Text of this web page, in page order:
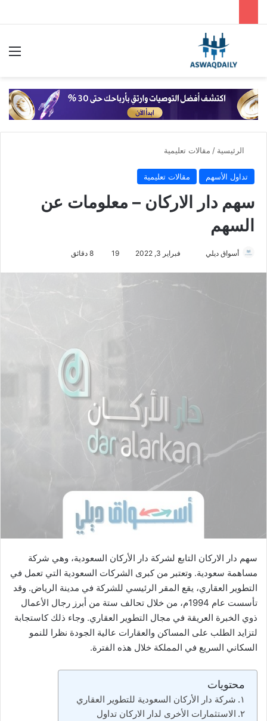
بحث عن
الرئيسية / مقالات تعليمية
تداول الأسهم مقالات تعليمية
سهم دار الاركان – معلومات عن
السهم
أسواق ديلي فبراير 3, 2022 19
سهم دار الاركان التابع لشركة دار الأركان السعودية، وهي شركة
مساهمة سعودية. وتعتبر من كبرى الشركات السعودية التي تعمل في
التطوير العقاري، يقع المقر الرئيسي للشركة في مدينة الرياض. وقد
تأسست عام 1994م، من خلال تحالف ستة من أبرز رجال الأعمال
ذوي الخبرة العريقة في مجال التطوير العقاري. وجاء ذلك كاستجابة
لتزايد الطلب على المساكن والعقارات عالية الجودة نظرا للنمو
السكاني السريع في المملكة خلال هذه الفترة.
محتويات
شركة دار الأركان السعودية للتطوير العقاري
الاستثمارات الأخرى لدار الاركان تداول